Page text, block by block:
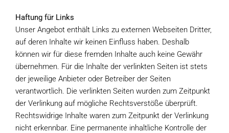
Haftung für Links
Unser Angebot enthält Links zu externen Webseiten Dritter,
auf deren Inhalte wir keinen Einfluss haben. Deshalb
können wir für diese fremden Inhalte auch keine Gewähr
übernehmen. Für die Inhalte der verlinkten Seiten ist stets
der jeweilige Anbieter oder Betreiber der Seiten
verantwortlich. Die verlinkten Seiten wurden zum Zeitpunkt
der Verlinkung auf mögliche Rechtsverstöße überprüft.
Rechtswidrige Inhalte waren zum Zeitpunkt der Verlinkung
nicht erkennbar. Eine permanente inhaltliche Kontrolle der